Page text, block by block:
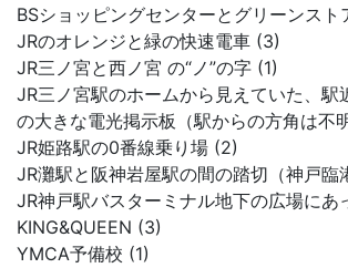
BSショッピングセンターとグリーンスト
JRのオレンジと緑の快速電車 (3)
JR三ノ宮と西ノ宮 の“ノ”の字 (1)
JR三ノ宮駅のホームから見えていた、駅
の大きな電光掲示板（駅からの方角は不
JR姫路駅の0番線乗り場 (2)
JR灘駅と阪神岩屋駅の間の踏切（神戸臨
JR神戸駅バスターミナル地下の広場にあ
KING&QUEEN (3)
YMCA予備校 (1)